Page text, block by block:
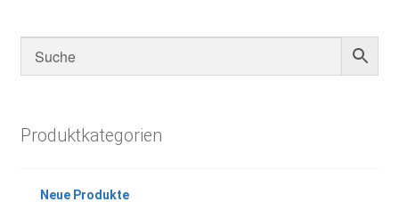
Produktkategorien
Neue Produkte